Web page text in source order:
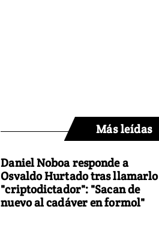
Más leídas
Daniel Noboa responde a
Osvaldo Hurtado tras llamarlo
"criptodictador": "Sacan de
nuevo al cadáver en formol"